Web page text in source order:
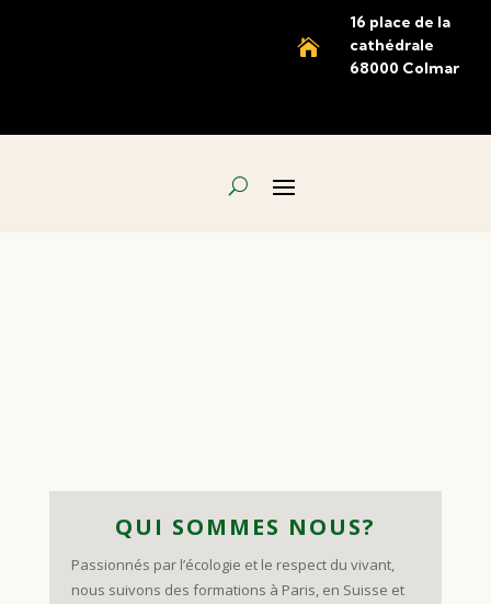

16 place de la
cathédrale
68000 Colmar
QUI SOMMES NOUS?
Passionnés par l’écologie et le respect du vivant,
nous suivons des formations à Paris, en Suisse et